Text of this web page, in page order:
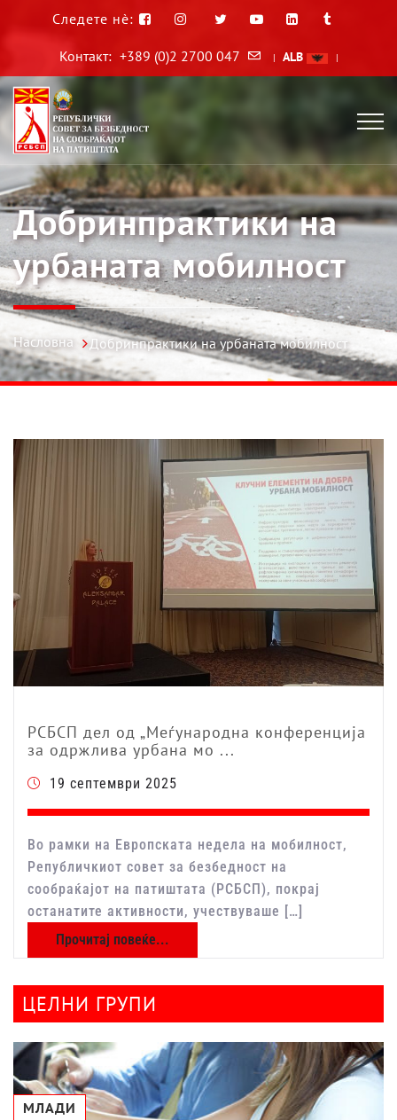
Следете нè:
Контакт: +389 (0)2 2700 047 | ALB |
Добринпрактики на
урбаната мобилност
Насловна Добринпрактики на урбаната мобилност
РСБСП дел од „Меѓународна конференција
за одржлива урбана мо ...
19 септември 2025
Во рамки на Европската недела на мобилност,
Републичкиот совет за безбедност на
сообраќајот на патиштата (РСБСП), покрај
останатите активности, учествуваше […]
Прочитај повеќе...
ЦЕЛНИ ГРУПИ
МЛАДИ